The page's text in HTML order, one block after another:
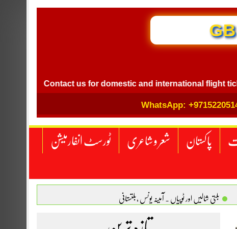
GB
Contact us for domestic and international flight ticket
WhatsApp:
پاکستان شعر و شاعری ٹورسٹ انفارمیشن
بلتی شالیں اور ٹوپیاں . آمینہ یونس ،بلتستانی